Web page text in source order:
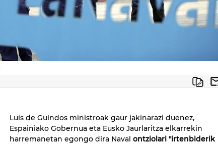
Luis de Guindos ministroak gaur jakinarazi duenez,
Espainiako Gobernua eta Eusko Jaurlaritza elkarrekin
harremanetan egongo dira Naval ontziolari "irtenbiderik